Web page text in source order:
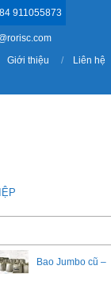
911055873
Giới thiệu
Liên hệ
Bao Jumbo cũ –